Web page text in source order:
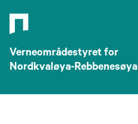
Verneområdestyret for
Nordkvaløya-Rebbenesøya